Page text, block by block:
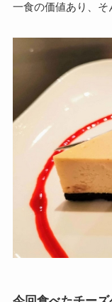
一食の価値あり、そ